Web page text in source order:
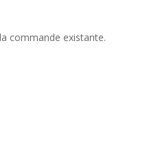
commande existante.